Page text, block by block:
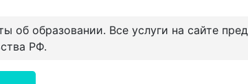
об образовании. Все услуги на сайте
РФ.